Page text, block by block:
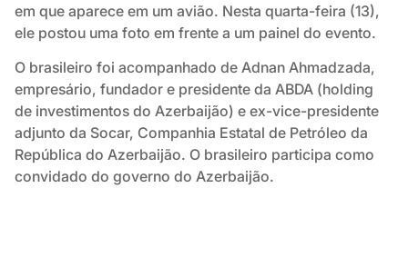
em que aparece em um avião. Nesta quarta-feira (13),
ele postou uma foto em frente a um painel do evento.
O brasileiro foi acompanhado de Adnan Ahmadzada,
empresário, fundador e presidente da ABDA (holding
de investimentos do Azerbaijão) e ex-vice-presidente
adjunto da Socar, Companhia Estatal de Petróleo da
República do Azerbaijão. O brasileiro participa como
convidado do governo do Azerbaijão.